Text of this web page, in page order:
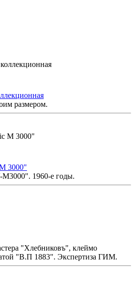
размером.
3000"
1960-е годы.
"Хлебниковъ", клеймо
"В.П 1883". Экспертиза ГИМ.